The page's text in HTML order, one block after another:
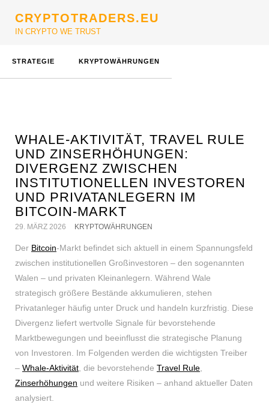
CRYPTOTRADERS.EU
IN CRYPTO WE TRUST
STRATEGIE KRYPTOWÄHRUNGEN
WHALE-AKTIVITÄT, TRAVEL RULE
UND ZINSERHÖHUNGEN:
DIVERGENZ ZWISCHEN
INSTITUTIONELLEN INVESTOREN
UND PRIVATANLEGERN IM
BITCOIN-MARKT
29. MÄRZ 2026 KRYPTOWÄHRUNGEN
Der Bitcoin-Markt befindet sich aktuell in einem Spannungsfeld
zwischen institutionellen Großinvestoren – den sogenannten
Walen – und privaten Kleinanlegern. Während Wale
strategisch größere Bestände akkumulieren, stehen
Privatanleger häufig unter Druck und handeln kurzfristig. Diese
Divergenz liefert wertvolle Signale für bevorstehende
Marktbewegungen und beeinflusst die strategische Planung
von Investoren. Im Folgenden werden die wichtigsten Treiber
– Whale-Aktivität , die bevorstehende Travel Rule
Zinserhöhungen und weitere Risiken – anhand aktueller Daten
analysiert.